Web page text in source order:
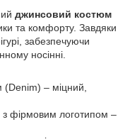
джинсовий костюм
та комфорту. Завдяки
забезпечуючи
носінні.
(Denim) – міцний,
з фірмовим логотипом –